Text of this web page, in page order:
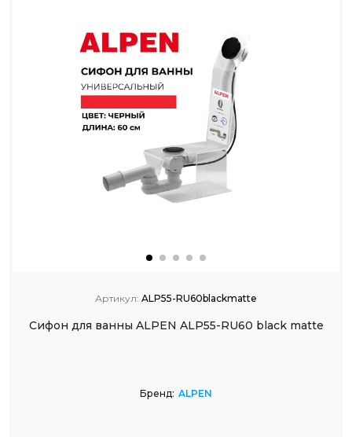
Артикул: ALP55-RU60blackmatte
Сифон для ванны ALPEN ALP55-RU60 black matte
Бренд: ALPEN